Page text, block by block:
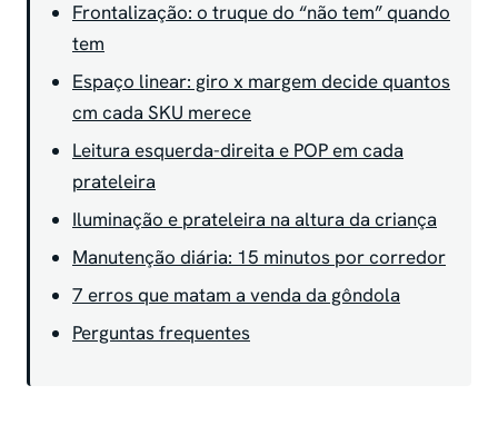
Frontalização: o truque do “não tem” quando
tem
Espaço linear: giro x margem decide quantos
cm cada SKU merece
Leitura esquerda-direita e POP em cada
prateleira
Iluminação e prateleira na altura da criança
Manutenção diária: 15 minutos por corredor
7 erros que matam a venda da gôndola
Perguntas frequentes